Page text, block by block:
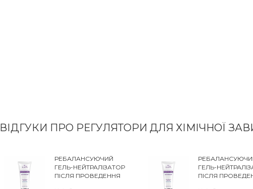
ВІДГУКИ ПРО РЕГУЛЯТОРИ ДЛЯ ХІМІЧНОЇ
РЕБАЛАНСУЮЧИЙ
ГЕЛЬ-НЕЙТРАЛІЗАТОР
ПІСЛЯ ПРОВЕДЕННЯ
ГЕЛЬ-
ПІСЛЯ